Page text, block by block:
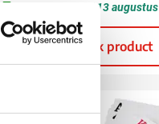
13 augustus
Bekijk product